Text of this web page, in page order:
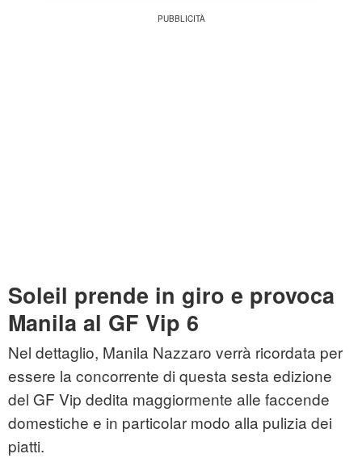
Soleil prende in giro e provoca
Manila al GF Vip 6
Nel dettaglio, Manila Nazzaro verrà ricordata per
essere la concorrente di questa sesta edizione
del GF Vip dedita maggiormente alle faccende
domestiche e in particolar modo alla pulizia dei
piatti.